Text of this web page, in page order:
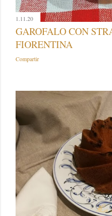
1.11.20
GAROFALO CON
FIORENTINA
Compartir